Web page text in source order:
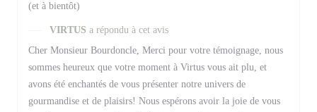
(et à bientôt)
VIRTUS a répondu à cet avis
Cher Monsieur Bourdoncle, Merci pour votre témoignage, nous
sommes heureux que votre moment à Virtus vous ait plu, et
avons été enchantés de vous présenter notre univers de
gourmandise et de plaisirs! Nous espérons avoir la joie de vous